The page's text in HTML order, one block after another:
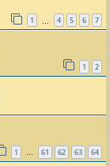
1 4 5 6 7
1 2
1 … 61 62 63 64